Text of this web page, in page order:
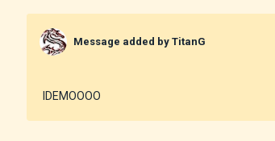
Message added by TitanG
IDEMOOOO